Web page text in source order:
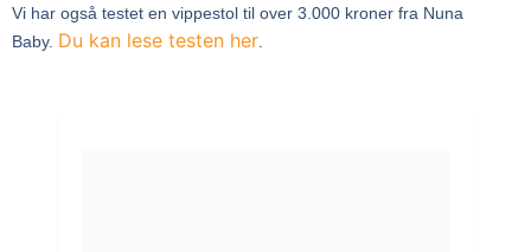
Vi har også testet en vippestol til over 3.000 kroner fra Nuna
Baby. Du kan lese testen her